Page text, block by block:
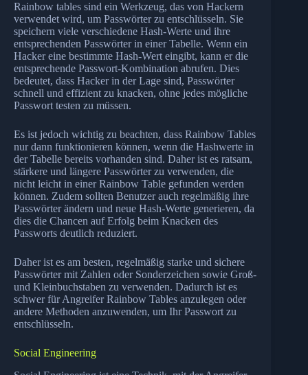
Rainbow tables sind ein Werkzeug, das von Hackern
verwendet wird, um Passwörter zu entschlüsseln. Sie
speichern viele verschiedene Hash-Werte und ihre
entsprechenden Passwörter in einer Tabelle. Wenn ein
Hacker eine bestimmte Hash-Wert eingibt, kann er die
entsprechende Passwort-Kombination abrufen. Dies
bedeutet, dass Hacker in der Lage sind, Passwörter
schnell und effizient zu knacken, ohne jedes mögliche
Passwort testen zu müssen.
Es ist jedoch wichtig zu beachten, dass Rainbow Tables
nur dann funktionieren können, wenn die Hashwerte in
der Tabelle bereits vorhanden sind. Daher ist es ratsam,
stärkere und längere Passwörter zu verwenden, die
nicht leicht in einer Rainbow Table gefunden werden
können. Zudem sollten Benutzer auch regelmäßig ihre
Passwörter ändern und neue Hash-Werte generieren, da
dies die Chancen auf Erfolg beim Knacken des
Passworts deutlich reduziert.
Daher ist es am besten, regelmäßig starke und sichere
Passwörter mit Zahlen oder Sonderzeichen sowie Groß-
und Kleinbuchstaben zu verwenden. Dadurch ist es
schwer für Angreifer Rainbow Tables anzulegen oder
andere Methoden anzuwenden, um Ihr Passwort zu
entschlüsseln.
Social Engineering